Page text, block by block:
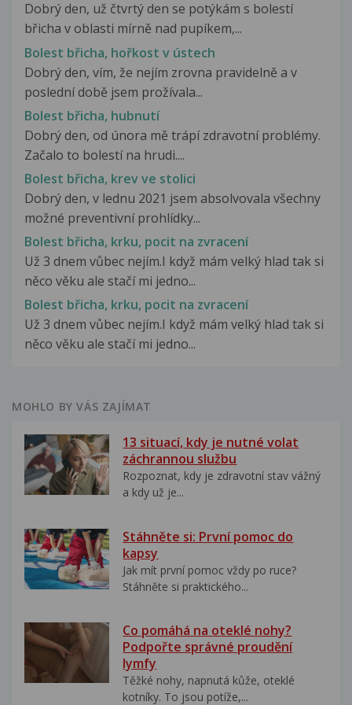
Dobrý den, už čtvrtý den se potýkám s bolestí
břicha v oblasti mírně nad pupíkem,...
Bolest břicha, hořkost v ústech
Dobrý den, vím, že nejím zrovna pravidelně a v
poslední době jsem prožívala...
Bolest břicha, hubnutí
Dobrý den, od února mě trápí zdravotní problémy.
Začalo to bolestí na hrudi....
Bolest břicha, krev ve stolici
Dobrý den, v lednu 2021 jsem absolvovala všechny
možné preventivní prohlídky...
Bolest břicha, krku, pocit na zvracení
Už 3 dnem vůbec nejím.I když mám velký hlad tak si
něco věku ale stačí mi jedno...
Bolest břicha, krku, pocit na zvracení
Už 3 dnem vůbec nejím.I když mám velký hlad tak si
něco věku ale stačí mi jedno...
MOHLO BY VÁS ZAJÍMAT
13 situací, kdy je nutné volat
záchrannou službu
Rozpoznat, kdy je zdravotní stav vážný
a kdy už je...
Stáhněte si: První pomoc do
kapsy
Jak mít první pomoc vždy po ruce?
Stáhněte si praktického...
Co pomáhá na oteklé nohy?
Podpořte správné proudění
lymfy
Těžké nohy, napnutá kůže, oteklé
kotníky. To jsou potíže,...